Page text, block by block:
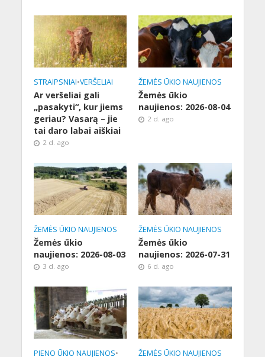
STRAIPSNIAI•VERŠELIAI
Ar veršeliai gali
„pasakyti“, kur jiems
geriau? Vasarą – jie
tai daro labai aiškiai
2 d. ago
ŽEMĖS ŪKIO NAUJIENOS
Žemės ūkio
naujienos: 2026-08-04
2 d. ago
ŽEMĖS ŪKIO NAUJIENOS
Žemės ūkio
naujienos: 2026-08-03
3 d. ago
ŽEMĖS ŪKIO NAUJIENOS
Žemės ūkio
naujienos: 2026-07-31
6 d. ago
PIENO ŪKIO NAUJIENOS• ŽEMĖS ŪKIO NAUJIENOS